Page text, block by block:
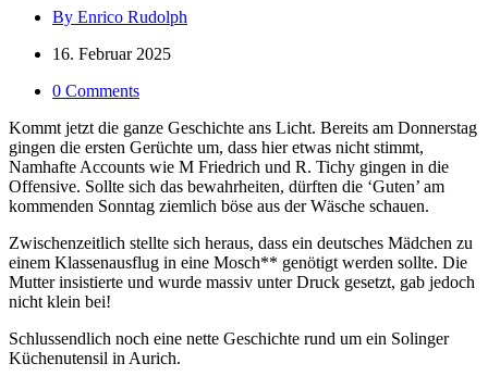
By Enrico Rudolph
16. Februar 2025
0 Comments
Kommt jetzt die ganze Geschichte ans Licht. Bereits am Donnerstag
gingen die ersten Gerüchte um, dass hier etwas nicht stimmt,
Namhafte Accounts wie M Friedrich und R. Tichy gingen in die
Offensive. Sollte sich das bewahrheiten, dürften die ‘Guten’ am
kommenden Sonntag ziemlich böse aus der Wäsche schauen.
Zwischenzeitlich stellte sich heraus, dass ein deutsches Mädchen zu
einem Klassenausflug in eine Mosch** genötigt werden sollte. Die
Mutter insistierte und wurde massiv unter Druck gesetzt, gab jedoch
nicht klein bei!
Schlussendlich noch eine nette Geschichte rund um ein Solinger
Küchenutensil in Aurich.